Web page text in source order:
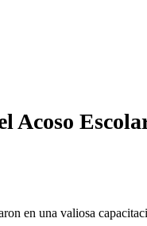
Acoso
en una valiosa